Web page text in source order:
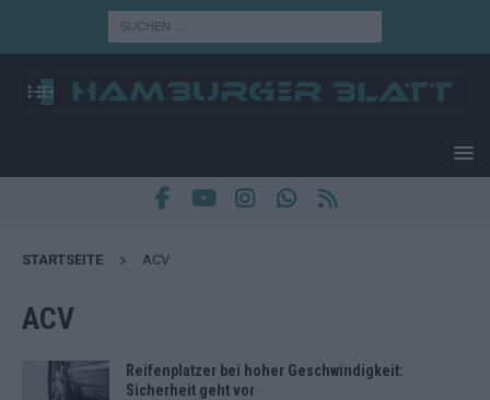
STARTSEITE ACV
ACV
Reifenplatzer bei hoher Geschwindigkeit:
Sicherheit geht vor